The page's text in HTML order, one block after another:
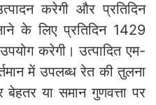
करेगी और प्रतिदिन
के लिए प्रतिदिन 1429
करेगी। उत्पादित एम-
में उपलब्ध रेत की तुलना
या समान गुणवत्ता पर